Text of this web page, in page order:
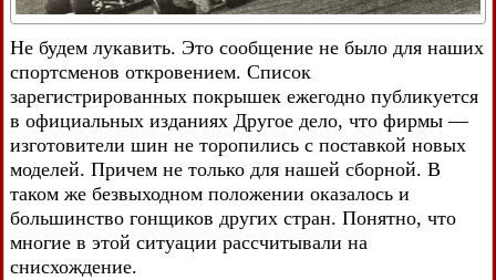
Не будем лукавить. Это сообщение не было для наших
спортсменов откровением. Список
зарегистрированных покрышек ежегодно публикуется
в официальных изданиях Другое дело, что фирмы —
изготовители шин не торопились с поставкой новых
моделей. Причем не только для нашей сборной. В
таком же безвыходном положении оказалось и
большинство гонщиков других стран. Понятно, что
многие в этой ситуации рассчитывали на
снисхождение.